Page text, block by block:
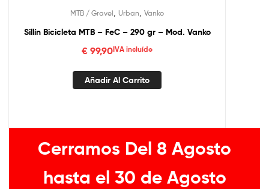
MTB / Gravel Urban Vanko
Sillín Bicicleta MTB – FeC – 290 gr – Mod. Vanko
€ 99,90IVA incluído
Añadir Al Carrito
Cerramos Del 8 Agosto
hasta el 30 de Agosto